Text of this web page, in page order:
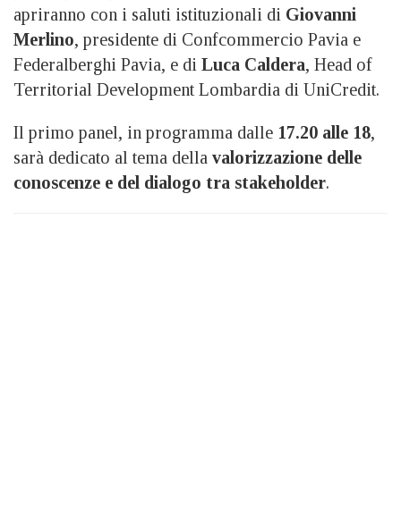
apriranno con i saluti istituzionali di Giovanni
Merlino, presidente di Confcommercio Pavia e
Federalberghi Pavia, e di Luca Caldera, Head of
Territorial Development Lombardia di UniCredit.
Il primo panel, in programma dalle 17.20 alle 18,
sarà dedicato al tema della valorizzazione delle
conoscenze e del dialogo tra stakeholder.